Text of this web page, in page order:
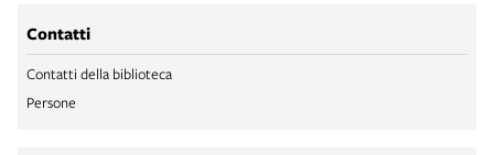
Contatti
Contatti della biblioteca
Persone